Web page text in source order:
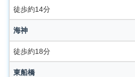
徒歩約14分
海神
徒歩約18分
東船橋